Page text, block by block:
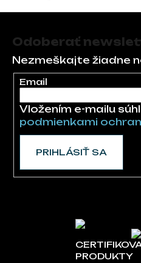
Odoberať
Nezmeškajte žiadne
Email
Vložením e-mailu
podmienkami
PRIHLÁSIŤ SA
PRODUKTY